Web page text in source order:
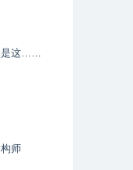
是这……
师